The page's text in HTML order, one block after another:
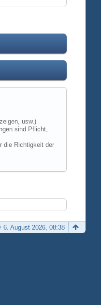
usw.)
sind Pflicht,
die Richtigkeit der
6. August 2026, 08:38